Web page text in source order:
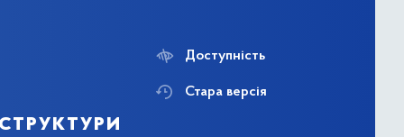
Доступність
Стара версія